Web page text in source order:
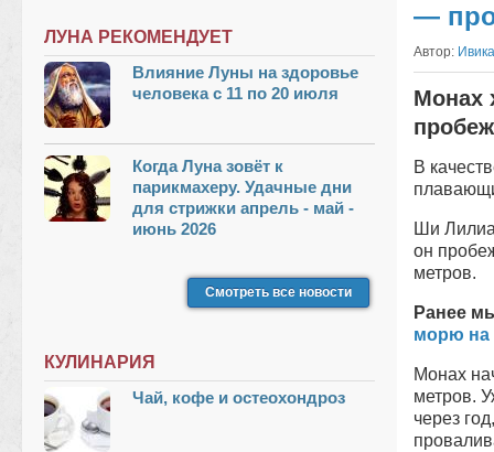
—
Автор:
Монах
В
Ши
он
метров.
Ранее
морю на
Монах
метров.
через
ЛУНА РЕКОМЕНДУЕТ
Влияние Луны на здоровье
человека с 11 по 20 июля
Когда Луна зовёт к
парикмахеру. Удачные дни
для стрижки апрель - май -
июнь 2026
Смотреть все новости
КУЛИНАРИЯ
Чай, кофе и остеохондроз